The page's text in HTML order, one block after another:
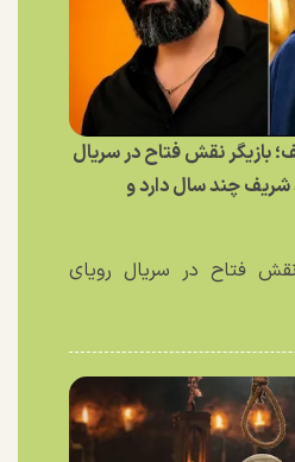
بازیگر نقش فتاح در سریال
چند سال دارد و
فتاح در سریال رویای